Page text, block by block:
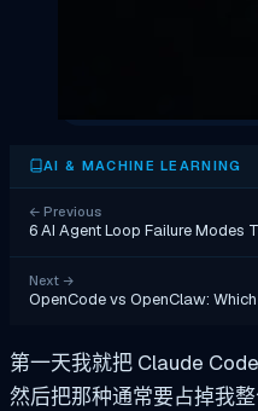
AI & MACHINE LEARNING
← Previous
6 AI Agent Loop Failure Modes
Next →
OpenCode vs OpenClaw:
第一天我就把 Claude
然后把那种通常要占掉我